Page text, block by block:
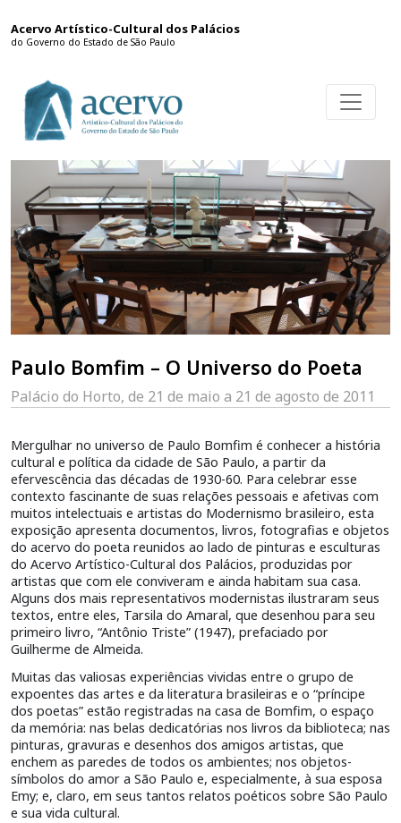
Acervo Artístico-Cultural dos Palácios
do Governo do Estado de São Paulo
Paulo Bomfim – O Universo do Poeta
Palácio do Horto, de 21 de maio a 21 de agosto de 2011
Mergulhar no universo de Paulo Bomfim é conhecer a história
cultural e política da cidade de São Paulo, a partir da
efervescência das décadas de 1930-60. Para celebrar esse
contexto fascinante de suas relações pessoais e afetivas com
muitos intelectuais e artistas do Modernismo brasileiro, esta
exposição apresenta documentos, livros, fotografias e objetos
do acervo do poeta reunidos ao lado de pinturas e esculturas
do Acervo Artístico-Cultural dos Palácios, produzidas por
artistas que com ele conviveram e ainda habitam sua casa.
Alguns dos mais representativos modernistas ilustraram seus
textos, entre eles, Tarsila do Amaral, que desenhou para seu
primeiro livro, “Antônio Triste” (1947), prefaciado por
Guilherme de Almeida.
Muitas das valiosas experiências vividas entre o grupo de
expoentes das artes e da literatura brasileiras e o “príncipe
dos poetas” estão registradas na casa de Bomfim, o espaço
da memória: nas belas dedicatórias nos livros da biblioteca; nas
pinturas, gravuras e desenhos dos amigos artistas, que
enchem as paredes de todos os ambientes; nos objetos-
símbolos do amor a São Paulo e, especialmente, à sua esposa
Emy; e, claro, em seus tantos relatos poéticos sobre São Paulo
e sua vida cultural.